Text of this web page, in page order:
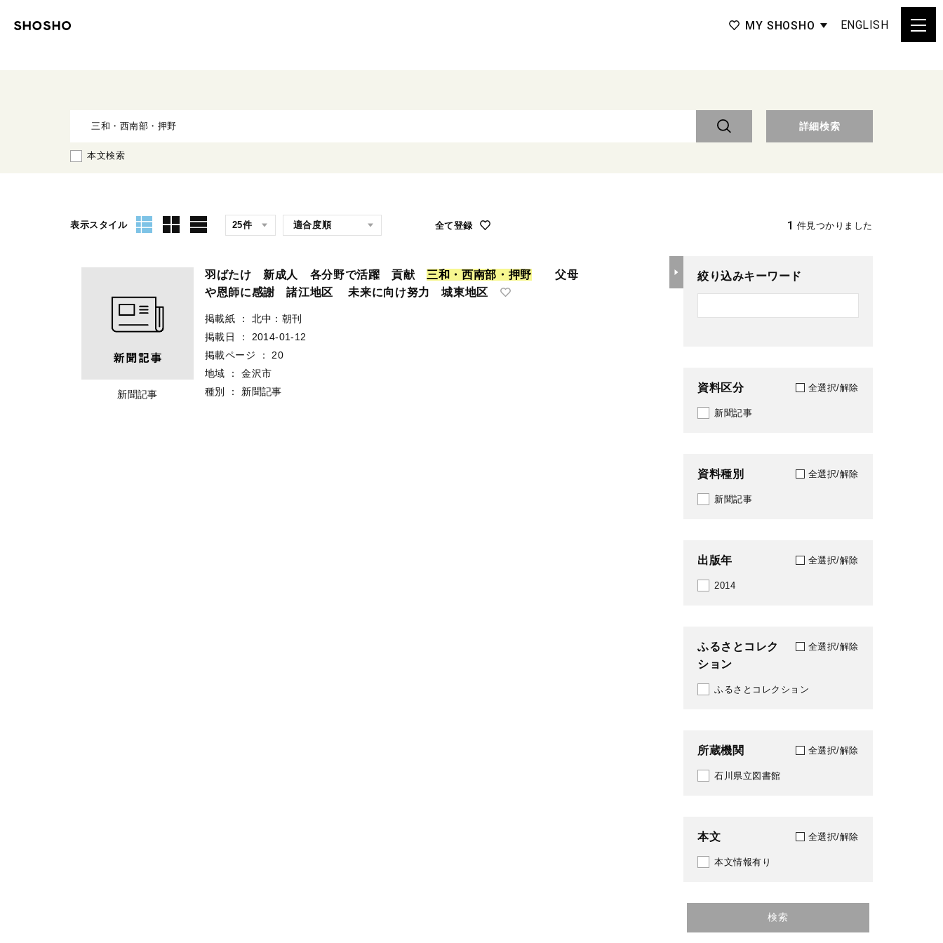
MY SHOSHO ENGLISH
詳細検索
本文検索
表示スタイル 全て登録 1 件見つかりました
新聞記事
羽ばたけ 新成人 各分野で活躍 貢献 三和 ・西南部 ・ 押野 父母
や恩師に感謝 諸江地区 未来に向け努力 城東地区
掲載紙 ：
北中：朝刊
掲載日
：
2014-01-12
掲載ページ
：
20
地域
：
金沢市
種別
： 新聞記事
絞り込みキーワード
資料区分 全選択/解除
新聞記事
資料種別 全選択/解除
新聞記事
出版年 全選択/解除
2014
ふるさとコレク
ション
全選択/解除
ふるさとコレクション
所蔵機関 全選択/解除
石川県立図書館
本文 全選択/解除
本文情報有り
検索